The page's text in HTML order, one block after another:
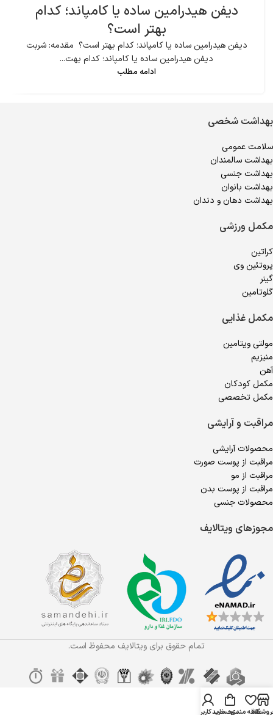
دیفن هیدرامین ساده یا کامپاند؛ کدام
بهتر است؟
دیفن هیدرامین ساده یا کامپاند؛ کدام بهتر است؟ مقدمه: شربت
دیفن هیدرامین ساده یا کامپاند؛ کدام بهت...
ادامه مطلب
بهداشت شخصی
سلامت عمومی
بهداشت سالمندان
بهداشت جنسی
بهداشت بانوان
بهداشت دهان و دندان
مکمل ورزشی
کراتین
پروتئین وی
گینر
گلوتامین
مکمل غذایی
مولتی ویتامین
منیزیم
آهن
مکمل کودکان
مکمل تخصصی
مراقبت و آرایشی
محصولات آرایشی
مراقبت از پوست صورت
مراقبت از مو
مراقبت از پوست بدن
محصولات جنسی
مجوزهای ویتالایف
تمام حقوق برای ویتالایف محفوظ است.
علاقه مندیسبد خرید
حساب کاربری من